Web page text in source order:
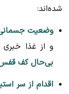
شده‌اند:
وضعیت
و از غذا
بی‌حال کف قفس
اقدام از سر